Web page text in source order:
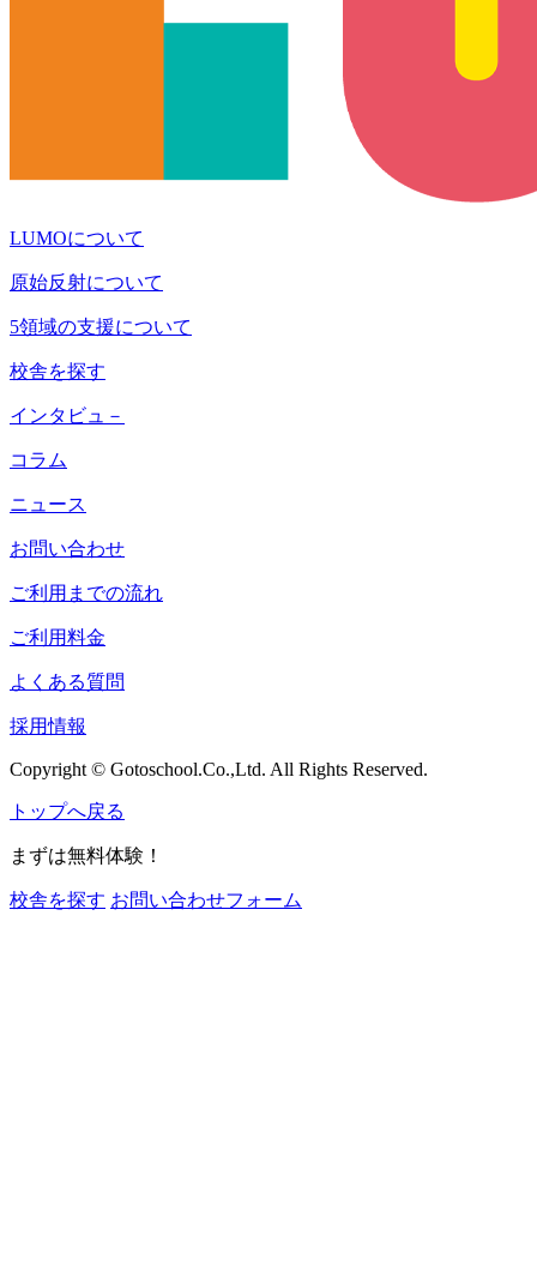
LUMOについて
原始反射について
5領域の支援について
校舎を探す
インタビュ－
コラム
ニュース
お問い合わせ
ご利用までの流れ
ご利用料金
よくある質問
採用情報
Copyright © Gotoschool.Co.,Ltd. All Rights Reserved.
トップへ戻る
まずは無料体験！
校舎を探す お問い合わせフォーム